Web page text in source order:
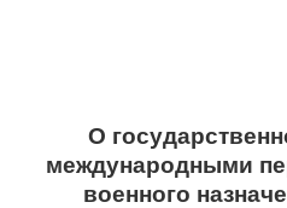
О
международными
военного